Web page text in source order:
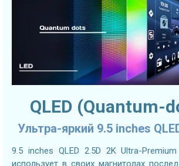
QLED (Quantum-
Ультра-яркий 9.5 inches
9.5 inches QLED 2.5D 2K Ultra-
использует в своих магнитолах